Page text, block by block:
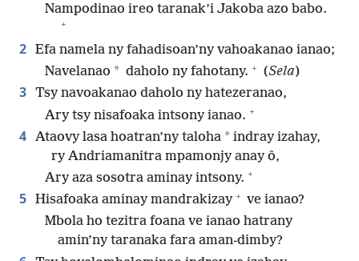
Nampodinao ireo taranak’i Jakoba azo babo.
+
2 Efa namela ny fahadisoan’ny vahoakanao ianao;
Navelanao * daholo ny fahotany. + (Sela)
3 Tsy navoakanao daholo ny hatezeranao,
Ary tsy nisafoaka intsony ianao. +
4 Ataovy lasa hoatran’ny taloha * indray izahay,
ry Andriamanitra mpamonjy anay ô,
Ary aza sosotra aminay intsony. +
5 Hisafoaka aminay mandrakizay + ve ianao?
Mbola ho tezitra foana ve ianao hatrany
amin’ny taranaka fara aman-dimby?